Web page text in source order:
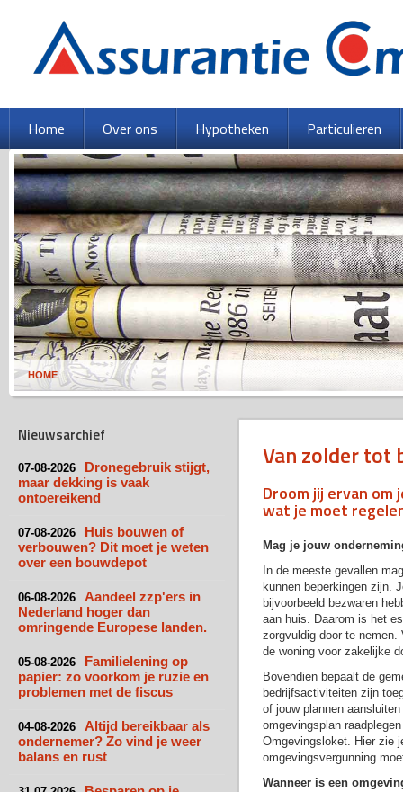
HOME
Home Over ons Hypotheken Particulieren
Nieuwsarchief
07-08-2026
Dronegebruik stijgt,
maar dekking is vaak
ontoereikend
07-08-2026
Huis bouwen of
verbouwen? Dit moet je weten
over een bouwdepot
06-08-2026
Aandeel zzp'ers in
Nederland hoger dan
omringende Europese landen.
05-08-2026
Familielening op
papier: zo voorkom je ruzie en
problemen met de fiscus
04-08-2026
Altijd bereikbaar als
ondernemer? Zo vind je weer
balans en rust
Van zolder tot
Droom jij ervan
wat je moet
Mag je jouw
In de meeste gevallen
kunnen beperkingen zijn.
bijvoorbeeld bezwaren
aan huis. Daarom is het
zorgvuldig door te nemen.
de woning voor zakelijke
Bovendien bepaalt de
bedrijfsactiviteiten zijn
of jouw plannen
omgevingsplan
Omgevingsloket. Hier zie
omgevingsvergunning
Wanneer is een